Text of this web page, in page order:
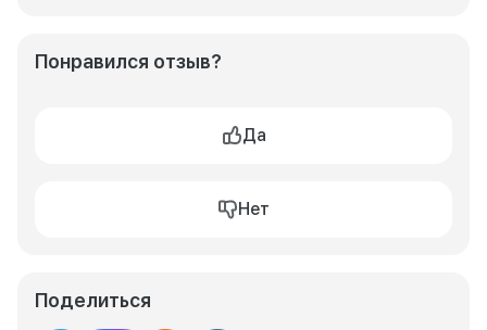
Понравился отзыв?
Да
Нет
Поделиться